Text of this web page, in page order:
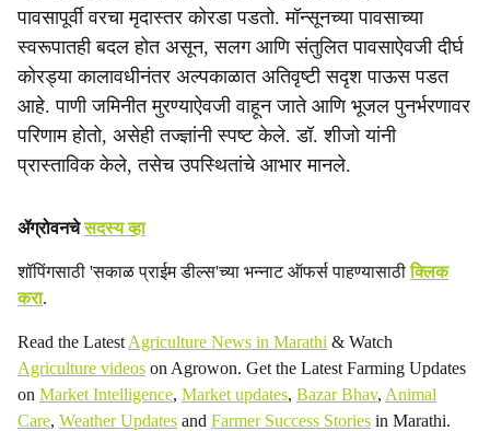
पावसापूर्वी वरचा मृदास्तर कोरडा पडतो. मॉन्सूनच्या पावसाच्या
स्वरूपातही बदल होत असून, सलग आणि संतुलित पावसाऐवजी दीर्घ
कोरड्या कालावधीनंतर अल्पकाळात अतिवृष्टी सदृश पाऊस पडत
आहे. पाणी जमिनीत मुरण्याऐवजी वाहून जाते आणि भूजल पुनर्भरणावर
परिणाम होतो, असेही तज्ज्ञांनी स्पष्ट केले. डॉ. शीजो यांनी
प्रास्ताविक केले, तसेच उपस्थितांचे आभार मानले.
ॲग्रोवनचेसदस्य व्हा
शॉपिंगसाठी 'सकाळ प्राईम डील्स'च्या भन्नाट ऑफर्स पाहण्यासाठीक्लिक
करा.
Read the Latest Agriculture News in Marathi & Watch
Agriculture videos on Agrowon. Get the Latest Farming Updates
on Market Intelligence, Market updates, Bazar Bhav, Animal
Care, Weather Updates and Farmer Success Stories in Marathi.